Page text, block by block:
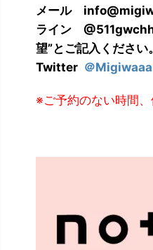
メール
ライン
望”とご記入ください。
Twitter ＠
※ご予約のない時間